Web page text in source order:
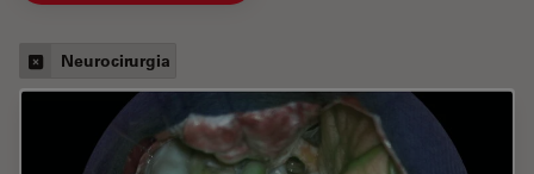
Neurocirurgia